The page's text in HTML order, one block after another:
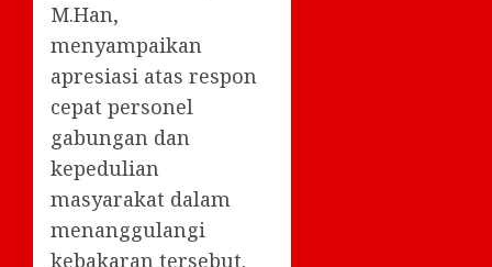
M.Han,
menyampaikan
apresiasi atas respon
cepat personel
gabungan dan
kepedulian
masyarakat dalam
menanggulangi
kebakaran tersebut.